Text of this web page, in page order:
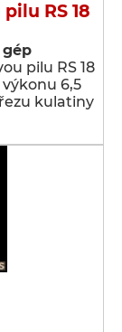
RS 18
pilu RS 18
6,5
kulatiny